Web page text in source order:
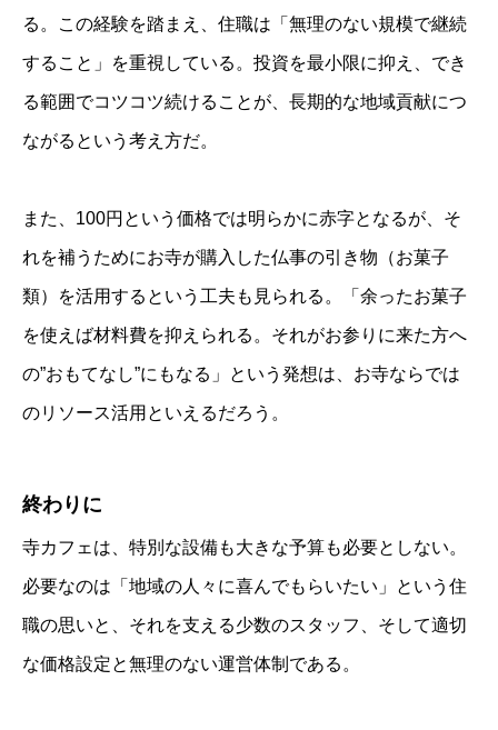
る。この経験を踏まえ、住職は「無理のない規模で継続
すること」を重視している。投資を最小限に抑え、でき
る範囲でコツコツ続けることが、長期的な地域貢献につ
ながるという考え方だ。
また、100円という価格では明らかに赤字となるが、そ
れを補うためにお寺が購入した仏事の引き物（お菓子
類）を活用するという工夫も見られる。「余ったお菓子
を使えば材料費を抑えられる。それがお参りに来た方へ
の”おもてなし”にもなる」という発想は、お寺ならでは
のリソース活用といえるだろう。
終わりに
寺カフェは、特別な設備も大きな予算も必要としない。
必要なのは「地域の人々に喜んでもらいたい」という住
職の思いと、それを支える少数のスタッフ、そして適切
な価格設定と無理のない運営体制である。